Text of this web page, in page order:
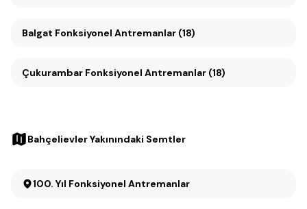
Balgat Fonksiyonel Antremanlar (18)
Çukurambar Fonksiyonel Antremanlar (18)
Bahçelievler Yakınındaki Semtler
100. Yıl Fonksiyonel Antremanlar